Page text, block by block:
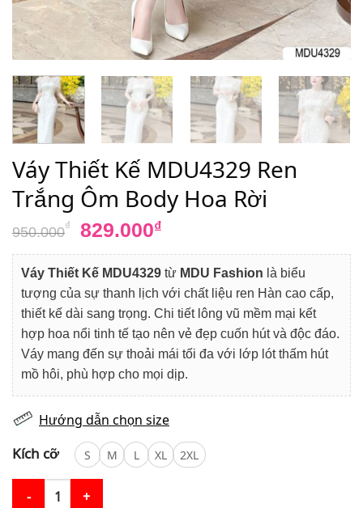
Váy Thiết Kế MDU4329 Ren
Trắng Ôm Body Hoa Rời
950.000₫
Giá
là:
950.000₫.
829.000₫
tại
là:
829.000₫.
Váy Thiết Kế MDU4329 từ MDU Fashion là biểu
tượng của sự thanh lịch với chất liệu ren Hàn cao cấp,
thiết kế dài sang trọng. Chi tiết lông vũ mềm mại kết
hợp hoa nổi tinh tế tạo nên vẻ đẹp cuốn hút và độc đáo.
Váy mang đến sự thoải mái tối đa với lớp lót thấm hút
mồ hôi, phù hợp cho mọi dịp.
Hướng dẫn chọn size
Kích cỡ S M L XL 2XL
Váy Thiết Kế MDU4329 Ren Trắng Ôm Body Hoa Rời số lượng